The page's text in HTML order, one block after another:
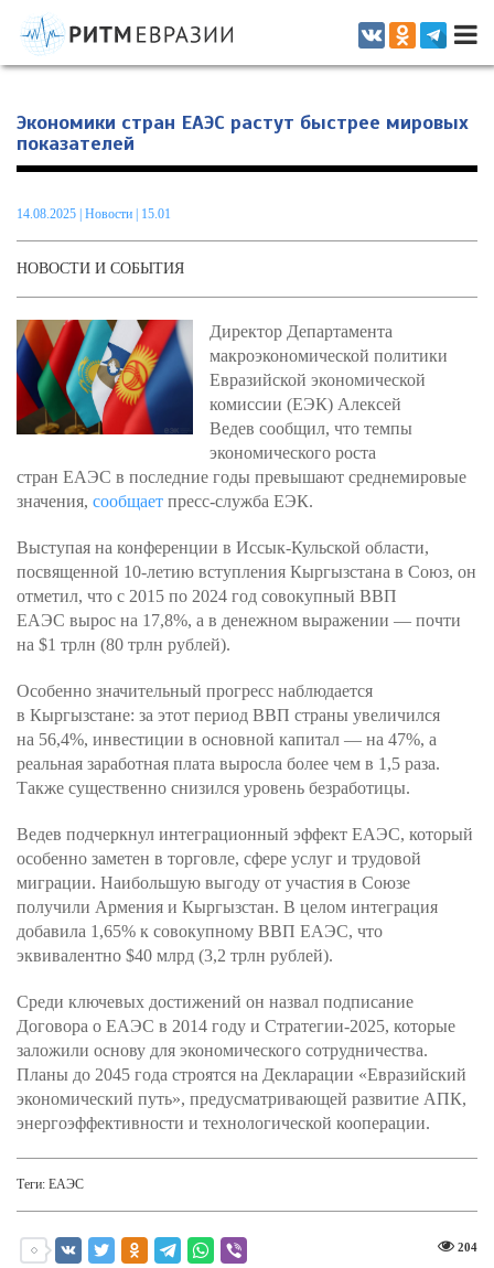
Информационно-аналитическое издание, посвященное актуальным
проблемам интеграции на постсоветском пространстве
Экономики стран ЕАЭС растут быстрее мировых
показателей
14.08.2025 Новости | 15.01
НОВОСТИ И СОБЫТИЯ
Директор Департамента
макроэкономической политики
Евразийской экономической
комиссии (ЕЭК) Алексей
Ведев сообщил, что темпы
экономического роста
стран ЕАЭС в последние годы превышают среднемировые
значения, сообщает пресс-служба ЕЭК.
Выступая на конференции в Иссык-Кульской области,
посвященной 10-летию вступления Кыргызстана в Союз, он
отметил, что с 2015 по 2024 год совокупный ВВП
ЕАЭС вырос на 17,8%, а в денежном выражении — почти
на $1 трлн (80 трлн рублей).
Особенно значительный прогресс наблюдается
в Кыргызстане: за этот период ВВП страны увеличился
на 56,4%, инвестиции в основной капитал — на 47%, а
реальная заработная плата выросла более чем в 1,5 раза.
Также существенно снизился уровень безработицы.
Ведев подчеркнул интеграционный эффект ЕАЭС, который
особенно заметен в торговле, сфере услуг и трудовой
миграции. Наибольшую выгоду от участия в Союзе
получили Армения и Кыргызстан. В целом интеграция
добавила 1,65% к совокупному ВВП ЕАЭС, что
эквивалентно $40 млрд (3,2 трлн рублей).
Среди ключевых достижений он назвал подписание
Договора о ЕАЭС в 2014 году и Стратегии-2025, которые
заложили основу для экономического сотрудничества.
Планы до 2045 года строятся на Декларации «Евразийский
экономический путь», предусматривающей развитие АПК,
энергоэффективности и технологической кооперации.
Теги: ЕАЭС
204